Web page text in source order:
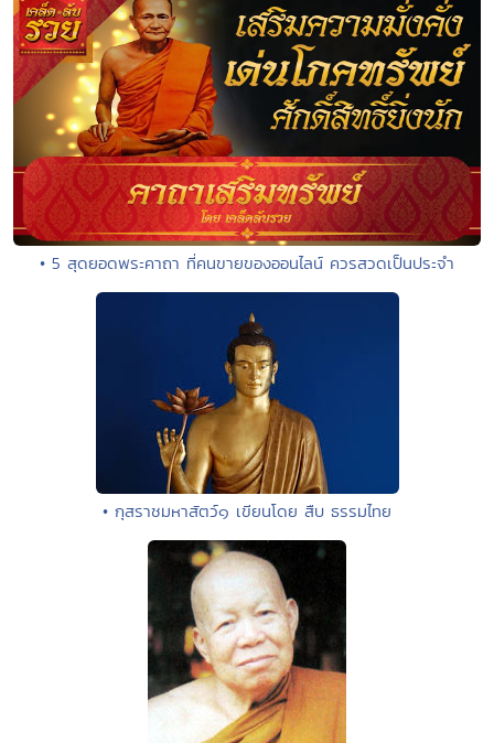
• 5 สุดยอดพระคาถา ที่คนขายของออนไลน์ ควรสวดเป็นประจำ
• กุสราชมหาสัตว์๑ เขียนโดย สืบ ธรรมไทย